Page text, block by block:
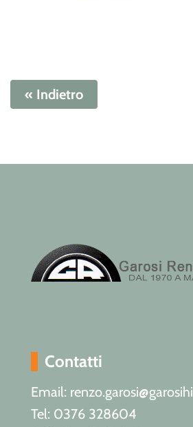
« Indietro
Contatti
Email:
Tel: 0376 328604